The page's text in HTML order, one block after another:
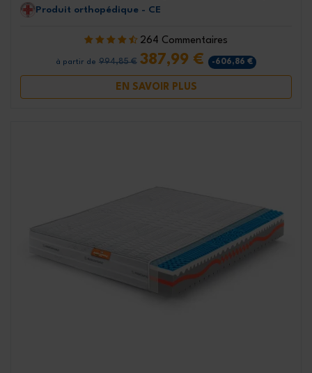
Produit orthopédique - CE
264 Commentaires
à partir de 994,85 € 387,99 € -606,86 €
EN SAVOIR PLUS